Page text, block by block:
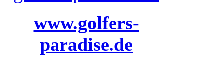
www.golfers-
paradise.de